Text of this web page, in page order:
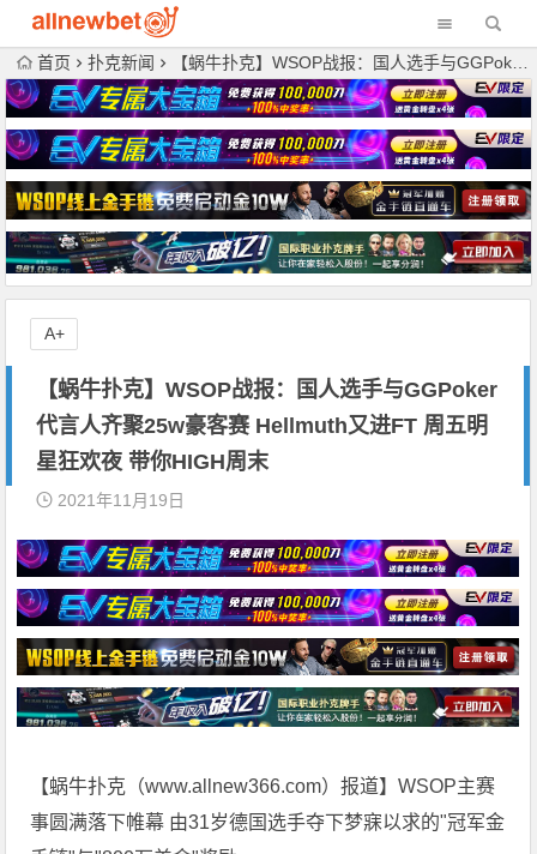
首页 扑克新闻 【蜗牛扑克】WSOP战报：国人选手与GGPoker代言人齐聚25w豪客赛 Hellmuth又进FT 周五明星狂欢夜 带你HIGH周末
【蜗牛扑克】WSOP战报：国人选手与GGPoker
代言人齐聚25w豪客赛 Hellmuth又进FT 周五明
星狂欢夜 带你HIGH周末
2021年11月19日
【蜗牛扑克（www.allnew366.com）报道】WSOP主赛
事圆满落下帷幕 由31岁德国选手夺下梦寐以求的"冠军金
A+